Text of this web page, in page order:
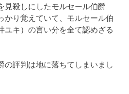
見殺しにしたモルセール伯爵
かり覚えていて、モルセール伯
ユキ）の言い分を全て認めざる
の評判は地に落ちてしまいまし